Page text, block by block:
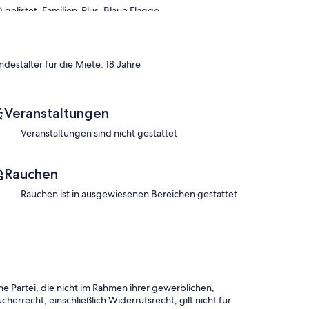
Familien-Plus, Blaue Flagge ...
Moderne ... Cocktail für ungewöhnliche und
zu dürfen. Genießen Sie im Erdgeschoss dieses
von 35 m² mit Holzofen, Seeblick und großem
Wasserfälle, vor den Toren des Naturparks Haut-Jura
Schneeschuhwandern, Rodeln, Spaziergänge
Freizeit, Besuchen, Sport, Flucht, ein wahres Paradies
2800 m2 großen Grundstück angelegt.
mit Seeblick ...
für die Miete: 18 Jahre
Veranstaltungen
Veranstaltungen sind nicht gestattet
Rauchen
Rauchen ist in ausgewiesenen Bereichen gestattet
Partei, die nicht im Rahmen ihrer gewerblichen,
einschließlich Widerrufsrecht, gilt nicht für